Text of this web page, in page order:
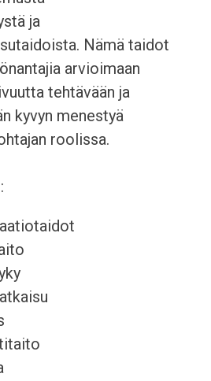
ja
Nämä taidot
arvioimaan
tehtävään ja
kyvyn menestyä
roolissa.